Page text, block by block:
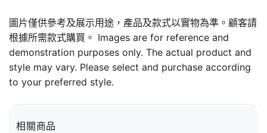
圖片僅供參考及展示用途，產品及款式以實物為準。顧客請
根據所需款式購買。 Images are for reference and
demonstration purposes only. The actual product and
style may vary. Please select and purchase according
to your preferred style.
相關商品